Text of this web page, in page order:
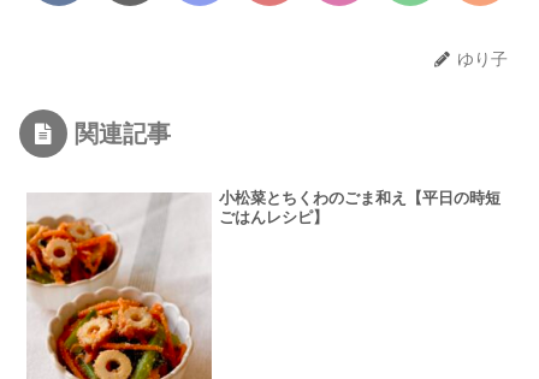
ゆり子
関連記事
小松菜とちくわのごま和え【平日の時短
ごはんレシピ】